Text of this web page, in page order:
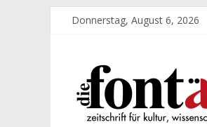
ZumDonnerstag, August 6, 2026
Die
Fontäne